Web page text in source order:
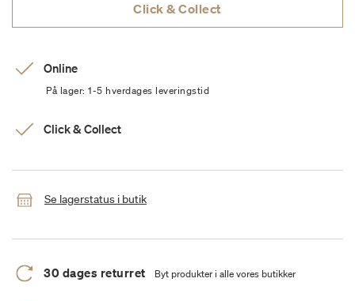
Click & Collect
Online
På lager: 1-5 hverdages leveringstid
Click & Collect
Se lagerstatus i butik
30 dages returret Byt produkter i alle vores butikker